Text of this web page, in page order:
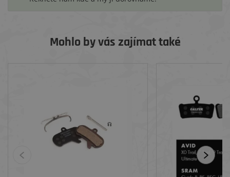
Mohlo by vás zajímat také